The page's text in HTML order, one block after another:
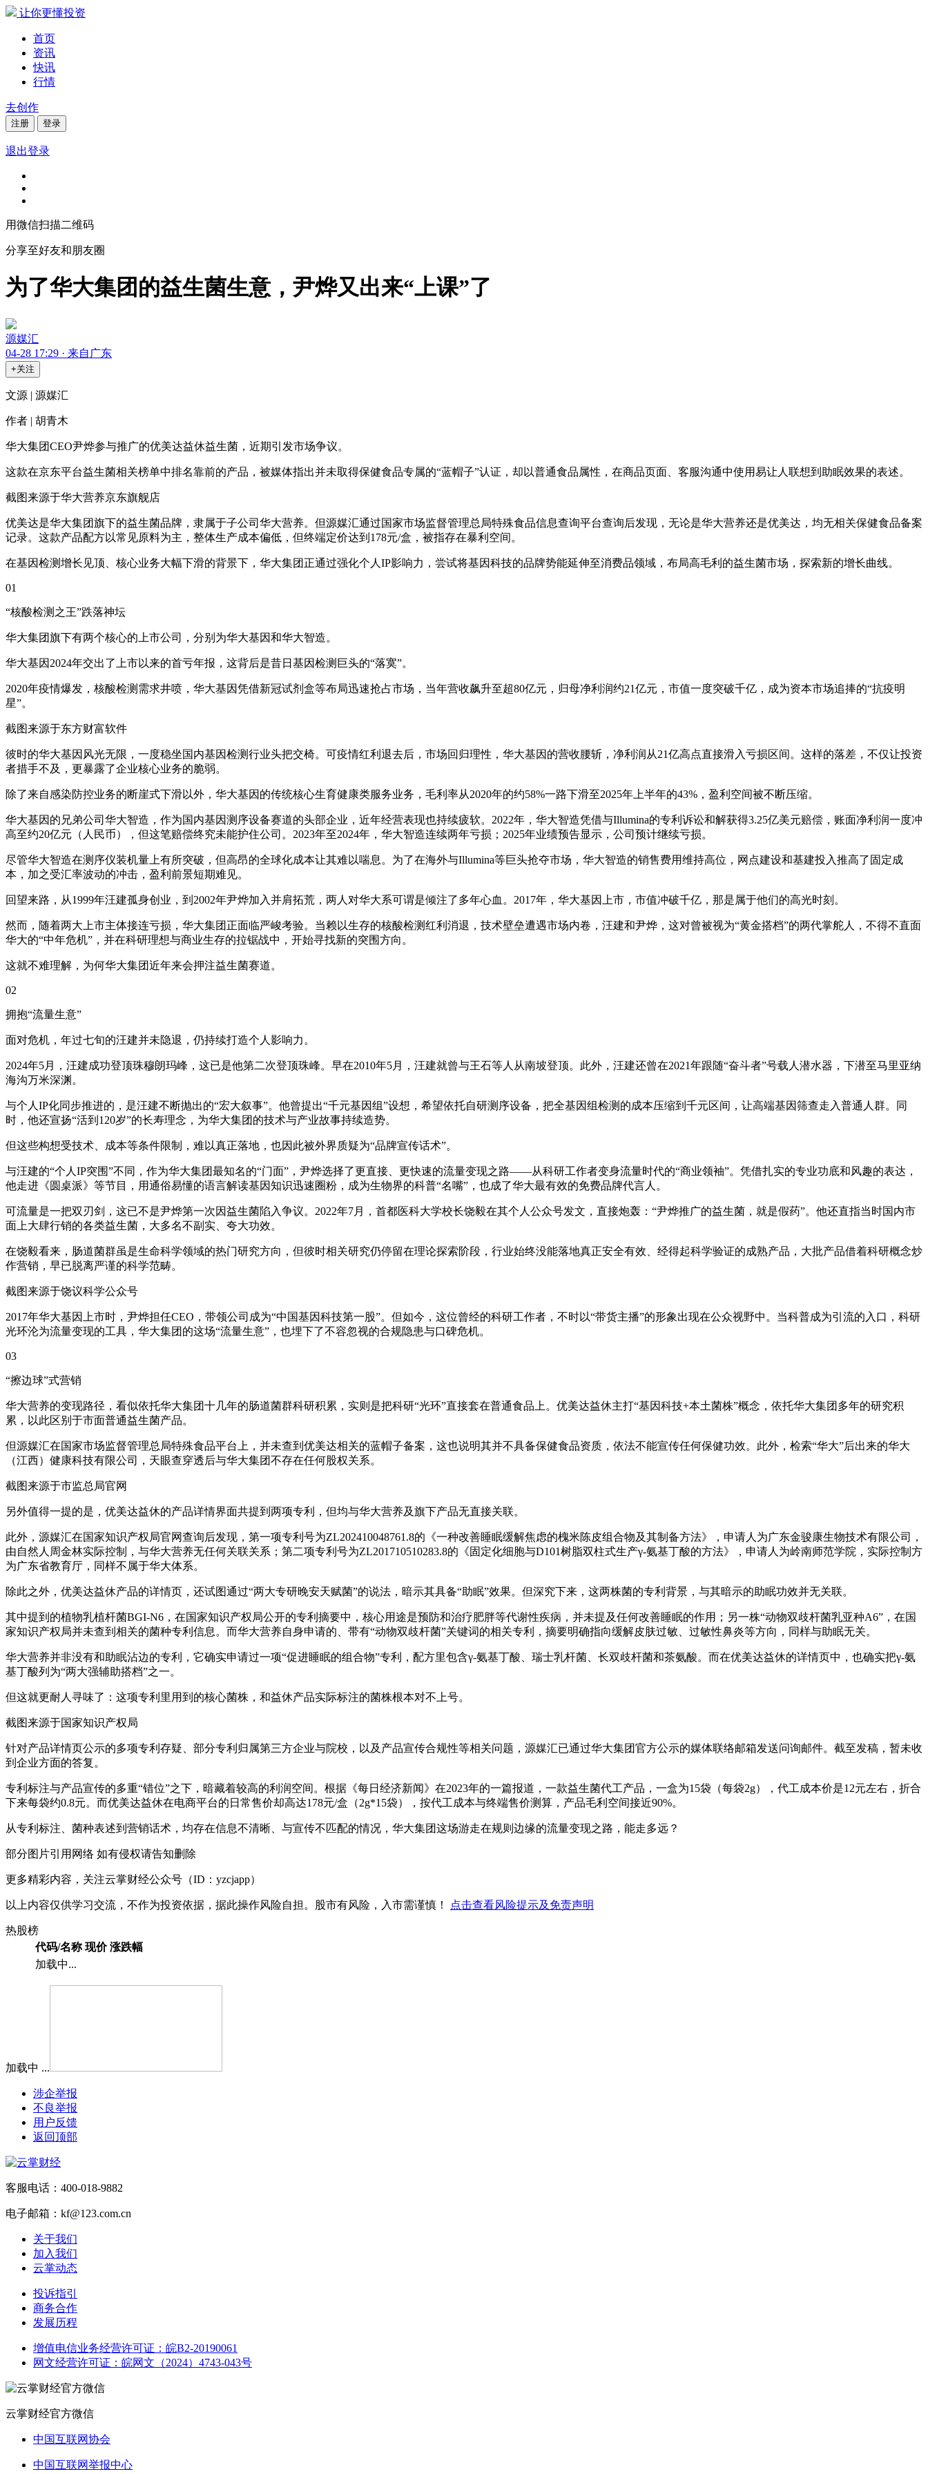
让你更懂投资
首页
资讯
快讯
行情
去创作
注册 登录
退出登录
用微信扫描二维码
分享至好友和朋友圈
为了华大集团的益生菌生意，尹烨又出来“上课”了
源媒汇
04-28 17:29 · 来自广东
+关注
文源 | 源媒汇
作者 | 胡青木
华大集团CEO尹烨参与推广的优美达益休益生菌，近期引发市场争议。
这款在京东平台益生菌相关榜单中排名靠前的产品，被媒体指出并未取得保健食品专属的“蓝帽子”认证，却以普通食品属性，在商品页面、客服沟通中使用易让人联想到助眠效果的表述。
截图来源于华大营养京东旗舰店
优美达是华大集团旗下的益生菌品牌，隶属于子公司华大营养。但源媒汇通过国家市场监督管理总局特殊食品信息查询平台查询后发现，无论是华大营养还是优美达，均无相关保健食品备案
记录。这款产品配方以常见原料为主，整体生产成本偏低，但终端定价达到178元/盒，被指存在暴利空间。
在基因检测增长见顶、核心业务大幅下滑的背景下，华大集团正通过强化个人IP影响力，尝试将基因科技的品牌势能延伸至消费品领域，布局高毛利的益生菌市场，探索新的增长曲线。
01
“核酸检测之王”跌落神坛
华大集团旗下有两个核心的上市公司，分别为华大基因和华大智造。
华大基因2024年交出了上市以来的首亏年报，这背后是昔日基因检测巨头的“落寞”。
2020年疫情爆发，核酸检测需求井喷，华大基因凭借新冠试剂盒等布局迅速抢占市场，当年营收飙升至超80亿元，归母净利润约21亿元，市值一度突破千亿，成为资本市场追捧的“抗疫明
星”。
截图来源于东方财富软件
彼时的华大基因风光无限，一度稳坐国内基因检测行业头把交椅。可疫情红利退去后，市场回归理性，华大基因的营收腰斩，净利润从21亿高点直接滑入亏损区间。这样的落差，不仅让投资
者措手不及，更暴露了企业核心业务的脆弱。
除了来自感染防控业务的断崖式下滑以外，华大基因的传统核心生育健康类服务业务，毛利率从2020年的约58%一路下滑至2025年上半年的43%，盈利空间被不断压缩。
华大基因的兄弟公司华大智造，作为国内基因测序设备赛道的头部企业，近年经营表现也持续疲软。2022年，华大智造凭借与Illumina的专利诉讼和解获得3.25亿美元赔偿，账面净利润一度冲
高至约20亿元（人民币），但这笔赔偿终究未能护住公司。2023年至2024年，华大智造连续两年亏损；2025年业绩预告显示，公司预计继续亏损。
尽管华大智造在测序仪装机量上有所突破，但高昂的全球化成本让其难以喘息。为了在海外与Illumina等巨头抢夺市场，华大智造的销售费用维持高位，网点建设和基建投入推高了固定成
本，加之受汇率波动的冲击，盈利前景短期难见。
回望来路，从1999年汪建孤身创业，到2002年尹烨加入并肩拓荒，两人对华大系可谓是倾注了多年心血。2017年，华大基因上市，市值冲破千亿，那是属于他们的高光时刻。
然而，随着两大上市主体接连亏损，华大集团正面临严峻考验。当赖以生存的核酸检测红利消退，技术壁垒遭遇市场内卷，汪建和尹烨，这对曾被视为“黄金搭档”的两代掌舵人，不得不直面
华大的“中年危机”，并在科研理想与商业生存的拉锯战中，开始寻找新的突围方向。
这就不难理解，为何华大集团近年来会押注益生菌赛道。
02
拥抱“流量生意”
面对危机，年过七旬的汪建并未隐退，仍持续打造个人影响力。
2024年5月，汪建成功登顶珠穆朗玛峰，这已是他第二次登顶珠峰。早在2010年5月，汪建就曾与王石等人从南坡登顶。此外，汪建还曾在2021年跟随“奋斗者”号载人潜水器，下潜至马里亚纳
海沟万米深渊。
与个人IP化同步推进的，是汪建不断抛出的“宏大叙事”。他曾提出“千元基因组”设想，希望依托自研测序设备，把全基因组检测的成本压缩到千元区间，让高端基因筛查走入普通人群。同
时，他还宣扬“活到120岁”的长寿理念，为华大集团的技术与产业故事持续造势。
但这些构想受技术、成本等条件限制，难以真正落地，也因此被外界质疑为“品牌宣传话术”。
与汪建的“个人IP突围”不同，作为华大集团最知名的“门面”，尹烨选择了更直接、更快速的流量变现之路——从科研工作者变身流量时代的“商业领袖”。凭借扎实的专业功底和风趣的表达，
他走进《圆桌派》等节目，用通俗易懂的语言解读基因知识迅速圈粉，成为生物界的科普“名嘴”，也成了华大最有效的免费品牌代言人。
可流量是一把双刃剑，这已不是尹烨第一次因益生菌陷入争议。2022年7月，首都医科大学校长饶毅在其个人公众号发文，直接炮轰：“尹烨推广的益生菌，就是假药”。他还直指当时国内市
面上大肆行销的各类益生菌，大多名不副实、夸大功效。
在饶毅看来，肠道菌群虽是生命科学领域的热门研究方向，但彼时相关研究仍停留在理论探索阶段，行业始终没能落地真正安全有效、经得起科学验证的成熟产品，大批产品借着科研概念炒
作营销，早已脱离严谨的科学范畴。
截图来源于饶议科学公众号
2017年华大基因上市时，尹烨担任CEO，带领公司成为“中国基因科技第一股”。但如今，这位曾经的科研工作者，不时以“带货主播”的形象出现在公众视野中。当科普成为引流的入口，科研
光环沦为流量变现的工具，华大集团的这场“流量生意”，也埋下了不容忽视的合规隐患与口碑危机。
03
“擦边球”式营销
华大营养的变现路径，看似依托华大集团十几年的肠道菌群科研积累，实则是把科研“光环”直接套在普通食品上。优美达益休主打“基因科技+本土菌株”概念，依托华大集团多年的研究积
累，以此区别于市面普通益生菌产品。
但源媒汇在国家市场监督管理总局特殊食品平台上，并未查到优美达相关的蓝帽子备案，这也说明其并不具备保健食品资质，依法不能宣传任何保健功效。此外，检索“华大”后出来的华大
（江西）健康科技有限公司，天眼查穿透后与华大集团不存在任何股权关系。
截图来源于市监总局官网
另外值得一提的是，优美达益休的产品详情界面共提到两项专利，但均与华大营养及旗下产品无直接关联。
此外，源媒汇在国家知识产权局官网查询后发现，第一项专利号为ZL202410048761.8的《一种改善睡眠缓解焦虑的槐米陈皮组合物及其制备方法》，申请人为广东金骏康生物技术有限公司，
由自然人周金林实际控制，与华大营养无任何关联关系；第二项专利号为ZL201710510283.8的《固定化细胞与D101树脂双柱式生产γ-氨基丁酸的方法》，申请人为岭南师范学院，实际控制方
为广东省教育厅，同样不属于华大体系。
除此之外，优美达益休产品的详情页，还试图通过“两大专研晚安天赋菌”的说法，暗示其具备“助眠”效果。但深究下来，这两株菌的专利背景，与其暗示的助眠功效并无关联。
其中提到的植物乳植杆菌BGI-N6，在国家知识产权局公开的专利摘要中，核心用途是预防和治疗肥胖等代谢性疾病，并未提及任何改善睡眠的作用；另一株“动物双歧杆菌乳亚种A6”，在国
家知识产权局并未查到相关的菌种专利信息。而华大营养自身申请的、带有“动物双歧杆菌”关键词的相关专利，摘要明确指向缓解皮肤过敏、过敏性鼻炎等方向，同样与助眠无关。
华大营养并非没有和助眠沾边的专利，它确实申请过一项“促进睡眠的组合物”专利，配方里包含γ-氨基丁酸、瑞士乳杆菌、长双歧杆菌和茶氨酸。而在优美达益休的详情页中，也确实把γ-氨
基丁酸列为“两大强辅助搭档”之一。
但这就更耐人寻味了：这项专利里用到的核心菌株，和益休产品实际标注的菌株根本对不上号。
截图来源于国家知识产权局
针对产品详情页公示的多项专利存疑、部分专利归属第三方企业与院校，以及产品宣传合规性等相关问题，源媒汇已通过华大集团官方公示的媒体联络邮箱发送问询邮件。截至发稿，暂未收
到企业方面的答复。
专利标注与产品宣传的多重“错位”之下，暗藏着较高的利润空间。根据《每日经济新闻》在2023年的一篇报道，一款益生菌代工产品，一盒为15袋（每袋2g），代工成本价是12元左右，折合
下来每袋约0.8元。而优美达益休在电商平台的日常售价却高达178元/盒（2g*15袋），按代工成本与终端售价测算，产品毛利空间接近90%。
从专利标注、菌种表述到营销话术，均存在信息不清晰、与宣传不匹配的情况，华大集团这场游走在规则边缘的流量变现之路，能走多远？
部分图片引用网络 如有侵权请告知删除
更多精彩内容，关注云掌财经公众号（ID：yzcjapp）
以上内容仅供学习交流，不作为投资依据，据此操作风险自担。股市有风险，入市需谨慎！ 点击查看风险提示及免责声明
热股榜
代码/名称 现价 涨跌幅
加载中...
加载中 ...
涉企举报
不良举报
用户反馈
返回顶部
客服电话：400-018-9882
电子邮箱：kf@123.com.cn
关于我们
加入我们
云掌动态
投诉指引
商务合作
发展历程
增值电信业务经营许可证：皖B2-20190061
网文经营许可证：皖网文（2024）4743-043号
云掌财经官方微信
中国互联网协会
中国互联网举报中心